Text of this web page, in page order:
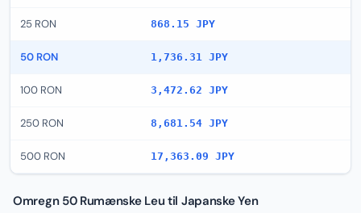
25 RON 868.15 JPY
50 RON 1,736.31 JPY
100 RON 3,472.62 JPY
250 RON 8,681.54 JPY
500 RON 17,363.09 JPY
Omregn 50 Rumænske Leu til Japanske Yen